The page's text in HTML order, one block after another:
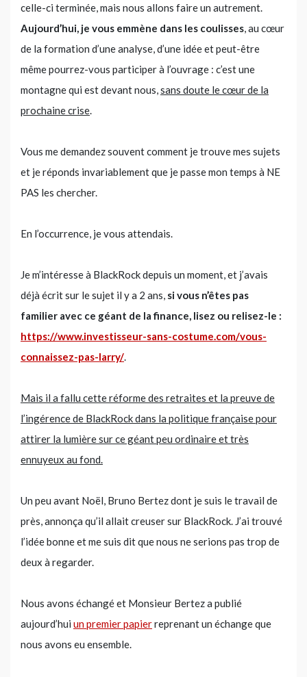
celle-ci terminée, mais nous allons faire un autrement.
Aujourd’hui, je vous emmène dans les coulisses, au cœur
de la formation d’une analyse, d’une idée et peut-être
même pourrez-vous participer à l’ouvrage : c’est une
montagne qui est devant nous,sans doute le cœur de la
prochaine crise.
Vous me demandez souvent comment je trouve mes sujets
et je réponds invariablement que je passe mon temps à NE
PAS les chercher.
En l’occurrence, je vous attendais.
Je m’intéresse à BlackRock depuis un moment, et j’avais
déjà écrit sur le sujet il y a 2 ans, si vous n’êtes pas
familier avec ce géant de la finance, lisez ou relisez-le :
https://www.investisseur-sans-costume.com/vous-
connaissez-pas-larry/.
Mais il a fallu cette réforme des retraites et la preuve de
l’ingérence de BlackRock dans la politique française pour
attirer la lumière sur ce géant peu ordinaire et très
ennuyeux au fond.
Un peu avant Noël, Bruno Bertez dont je suis le travail de
près, annonça qu’il allait creuser sur BlackRock. J’ai trouvé
l’idée bonne et me suis dit que nous ne serions pas trop de
deux à regarder.
Nous avons échangé et Monsieur Bertez a publié
aujourd’hui un premier papierreprenant un échange que
nous avons eu ensemble.